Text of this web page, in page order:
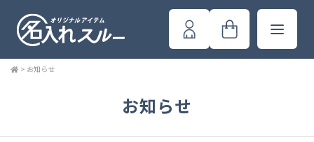
> お知らせ
お知らせ